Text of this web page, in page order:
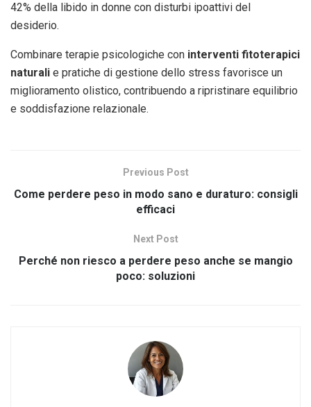
42% della libido in donne con disturbi ipoattivi del
desiderio.
Combinare terapie psicologiche con interventi fitoterapici
naturali e pratiche di gestione dello stress favorisce un
miglioramento olistico, contribuendo a ripristinare equilibrio
e soddisfazione relazionale.
Previous Post
Come perdere peso in modo sano e duraturo: consigli
efficaci
Next Post
Perché non riesco a perdere peso anche se mangio
poco: soluzioni